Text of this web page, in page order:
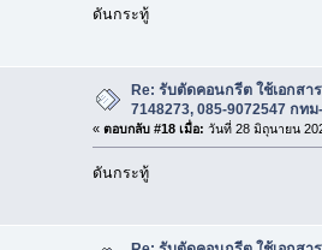
ดันกระทู้
Re: รับตัดคอนกรีต ใช้เอกสา
7148273, 085-9072547 ก
« ตอบกลับ #18 เมื่อ: วันที่ 28 มิถุนายน
ดันกระทู้